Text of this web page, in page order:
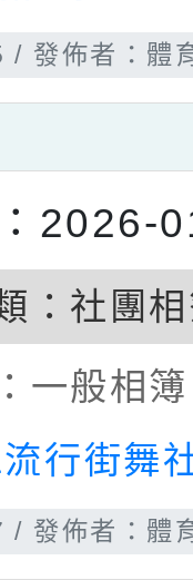
發佈者：體
：2026-